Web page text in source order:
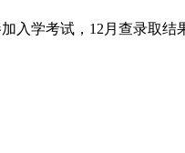
学考试，12月查录取